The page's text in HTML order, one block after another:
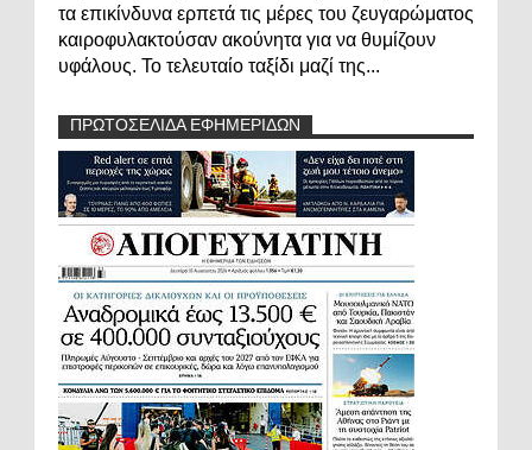
τα επικίνδυνα ερπετά τις μέρες του ζευγαρώματος
καιροφυλακτούσαν ακούνητα για να θυμίζουν
υφάλους. Το τελευταίο ταξίδι μαζί της...
ΠΡΩΤΟΣΕΛΙΔΑ ΕΦΗΜΕΡΙΔΩΝ